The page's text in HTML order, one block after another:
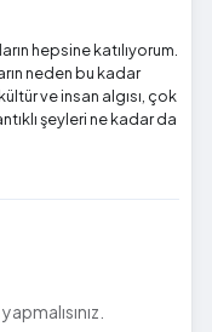
hepsine katılıyorum.
neden bu kadar
ve insan algısı, çok
şeyleri ne kadar da